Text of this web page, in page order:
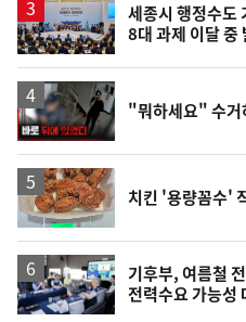
세종시 행정수도
8대 과제 이달 중
영
상
"뭐하세요" 수거
치킨 '용량꼼수'
기후부, 여름철
전력수요 가능성